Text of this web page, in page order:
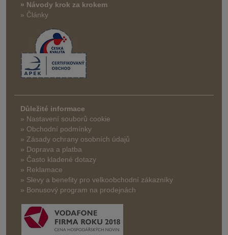
» Návody krok za krokem
» Články
Důležité informace
» Nastavení souborů cookie
» Obchodní podmínky
» Zásady ochrany osobních údajů
» Doprava a platba
» Často kladené dotazy
» Reklamace
» Slevy a benefity pro velkoobchodní zákazníky
» Bonusový program na prodejnách